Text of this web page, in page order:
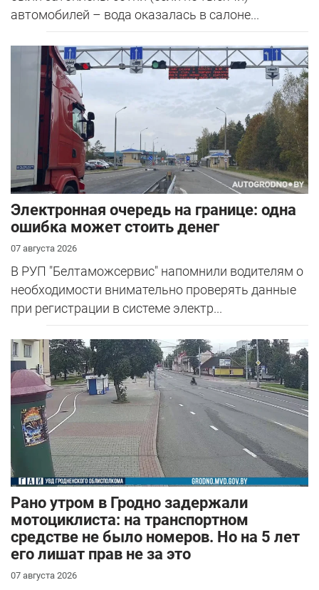
автомобилей – вода оказалась в салоне...
Электронная очередь на границе: одна
ошибка может стоить денег
07 августа 2026
В РУП "Белтаможсервис" напомнили водителям о
необходимости внимательно проверять данные
при регистрации в системе электр...
Рано утром в Гродно задержали
мотоциклиста: на транспортном
средстве не было номеров. Но на 5 лет
его лишат прав не за это
07 августа 2026